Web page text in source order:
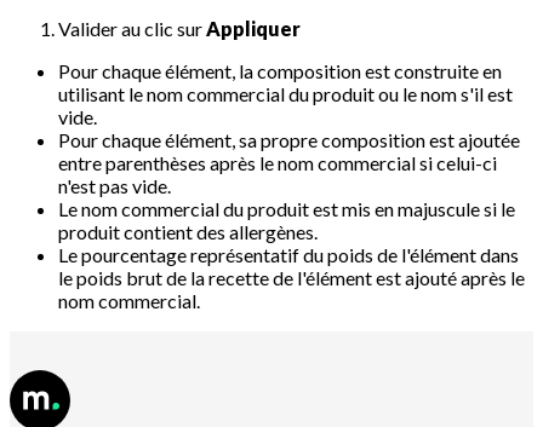
Valider au clic surAppliquer
Pour chaque élément, la composition est construite en
utilisant le nom commercial du produit ou le nom s'il est
vide.
Pour chaque élément, sa propre composition est ajoutée
entre parenthèses après le nom commercial si celui-ci
n'est pas vide.
Le nom commercial du produit est mis en majuscule si le
produit contient des allergènes.
Le pourcentage représentatif du poids de l'élément dans
le poids brut de la recette de l'élément est ajouté après le
nom commercial.